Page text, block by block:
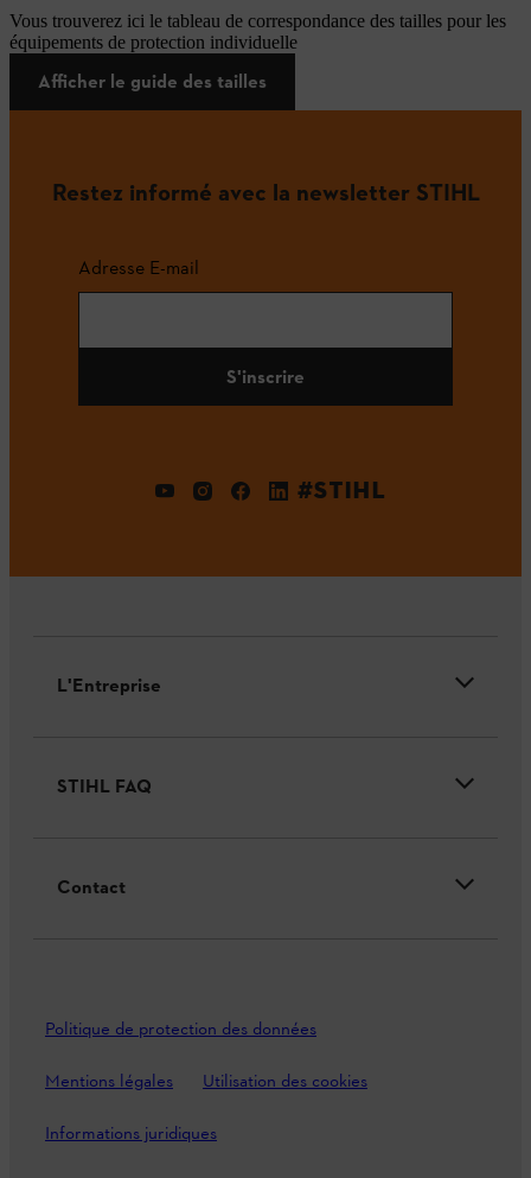
Vous trouverez ici le tableau de correspondance des tailles pour les
équipements de protection individuelle
Afficher le guide des tailles
Restez informé avec la newsletter STIHL
Adresse E-mail
S'inscrire
#STIHL
L'Entreprise
STIHL FAQ
Contact
Politique de protection des données
Mentions légales Utilisation des cookies
Informations juridiques